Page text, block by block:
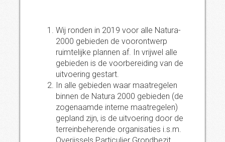
Wij ronden in 2019 voor alle Natura-
2000 gebieden de voorontwerp
ruimtelijke plannen af. In vrijwel alle
gebieden is de voorbereiding van de
uitvoering gestart.
In alle gebieden waar maatregelen
binnen de Natura 2000 gebieden (de
zogenaamde interne maatregelen)
gepland zijn, is de uitvoering door de
terreinbeherende organisaties i.s.m.